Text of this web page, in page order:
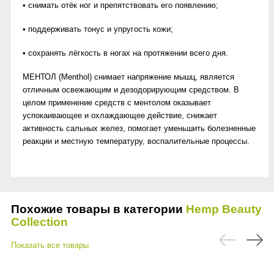
• снимать отёк ног и препятствовать его появлению;
• поддерживать тонус и упругость кожи;
• сохранять лёгкость в ногах на протяжении всего дня.
МЕНТОЛ (Menthol) снимает напряжение мышц, является
отличным освежающим и дезодорирующим средством. В
целом применение средств с ментолом оказывает
успокаивающее и охлаждающее действие, снижает
активность сальных желез, помогает уменьшить болезненные
реакции и местную температуру, воспалительные процессы.
Похожие товары в категории Hemp Beauty
Collection
Показать все товары